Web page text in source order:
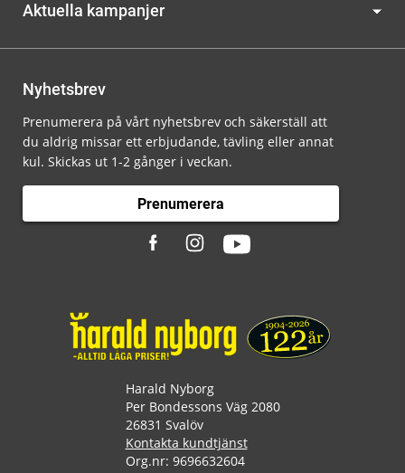
Aktuella kampanjer
Nyhetsbrev
Prenumerera på vårt nyhetsbrev och säkerställ att
du aldrig missar ett erbjudande, tävling eller annat
kul. Skickas ut 1-2 gånger i veckan.
Prenumerera
Harald Nyborg
Per Bondessons Väg 2080
26831 Svalöv
Kontakta kundtjänst
Org.nr: 9696632604